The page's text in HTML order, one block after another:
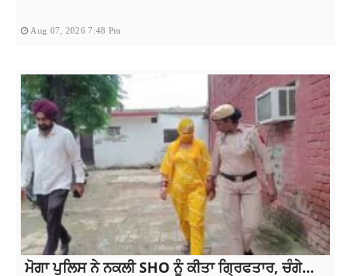
Aug 07, 2026 7:48 Pm
ਮੋਗਾ ਪੁਲਿਸ ਨੇ ਨਕਲੀ SHO ਨੂੰ ਕੀਤਾ ਗ੍ਰਿਫਤਾਰ, ਚੰਗੇ...